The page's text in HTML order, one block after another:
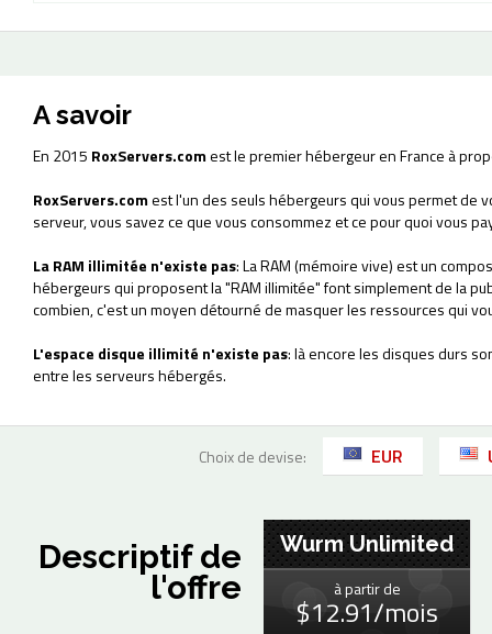
A savoir
En 2015 RoxServers.comest le premier hébergeur en France à
RoxServers.comest l'un des seuls hébergeurs qui vous permet de
serveur, vous savez ce que vous consommez et ce pour quoi vous
La RAM illimitée n'existe pas: La RAM (mémoire vive) est un
hébergeurs qui proposent la "RAM illimitée" font simplement de la
combien, c'est un moyen détourné de masquer les ressources qui
L'espace disque illimité n'existe pas: là encore les disques durs
entre les serveurs hébergés.
Choix de devise: EUR
Descriptif de
l'offre
Wurm Unlimited
à partir de
$12.91/mois